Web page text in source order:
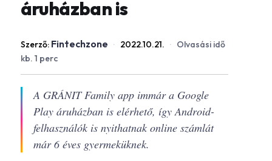
áruházban is
Szerző: Fintechzone · 2022.10.21. · Olvasási idő
kb. 1 perc
A GRÁNIT Family app immár a Google
Play áruházban is elérhető, így Android-
felhasználók is nyithatnak online számlát
már 6 éves gyermeküknek.